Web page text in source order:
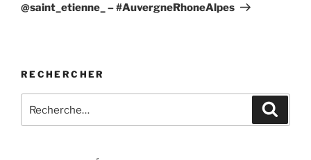
@saint_etienne_ – #AuvergneRhoneAlpes
RECHERCHER
pour